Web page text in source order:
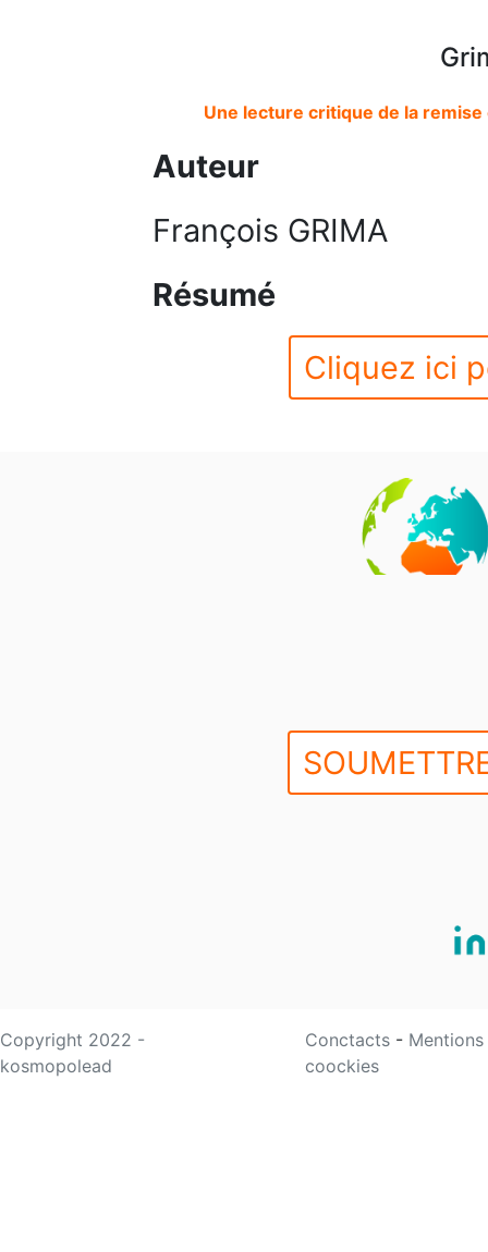
Une lecture critique de la
Auteur
François GRIMA
Résumé
Cliquez ici
Copyright 2022 -
kosmopolead
Conctacts -
coockies